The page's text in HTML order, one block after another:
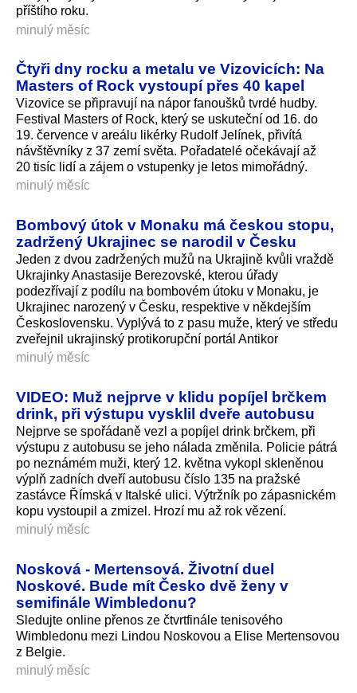
příštího roku.
minulý měsíc
Čtyři dny rocku a metalu ve Vizovicích: Na
Masters of Rock vystoupí přes 40 kapel
Vizovice se připravují na nápor fanoušků tvrdé hudby.
Festival Masters of Rock, který se uskuteční od 16. do
19. července v areálu likérky Rudolf Jelínek, přivítá
návštěvníky z 37 zemí světa. Pořadatelé očekávají až
20 tisíc lidí a zájem o vstupenky je letos mimořádný.
minulý měsíc
Bombový útok v Monaku má českou stopu,
zadržený Ukrajinec se narodil v Česku
Jeden z dvou zadržených mužů na Ukrajině kvůli vraždě
Ukrajinky Anastasije Berezovské, kterou úřady
podezřívají z podílu na bombovém útoku v Monaku, je
Ukrajinec narozený v Česku, respektive v někdejším
Československu. Vyplývá to z pasu muže, který ve středu
zveřejnil ukrajinský protikorupční portál Antikor
minulý měsíc
VIDEO: Muž nejprve v klidu popíjel brčkem
drink, při výstupu vysklil dveře autobusu
Nejprve se spořádaně vezl a popíjel drink brčkem, při
výstupu z autobusu se jeho nálada změnila. Policie pátrá
po neznámém muži, který 12. května vykopl skleněnou
výplň zadních dveří autobusu číslo 135 na pražské
zastávce Římská v Italské ulici. Výtržník po zápasnickém
kopu vystoupil a zmizel. Hrozí mu až rok vězení.
minulý měsíc
Nosková - Mertensová. Životní duel
Noskové. Bude mít Česko dvě ženy v
semifinále Wimbledonu?
Sledujte online přenos ze čtvrtfinále tenisového
Wimbledonu mezi Lindou Noskovou a Elise Mertensovou
z Belgie.
minulý měsíc